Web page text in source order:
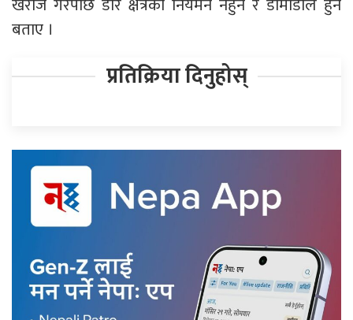
बताए ।
प्रतिक्रिया दिनुहोस्